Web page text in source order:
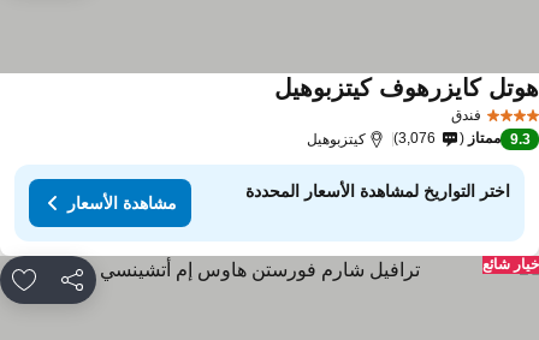
فندق
كايزرهوف كيتزبوهيلمشاهدة الأسعار
9.3 ممتاز 3,076 كيتزبوهيل
اختر التواريخ لمشاهدة الأسعار المحددة
مشاهدة الأسعار
مشاركة
شائع